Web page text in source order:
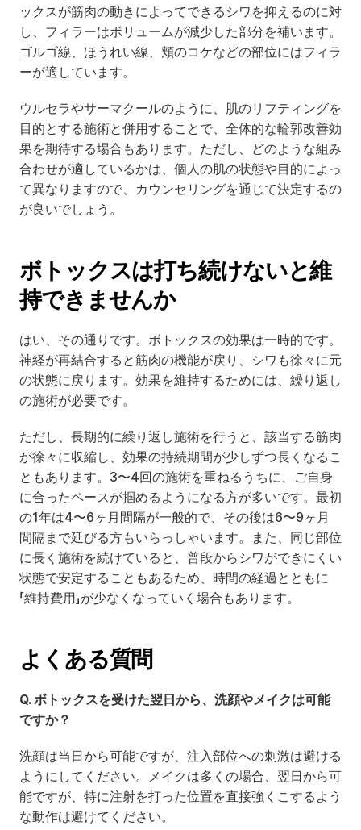
ックスが筋肉の動きによってできるシワを抑えるのに対
し、フィラーはボリュームが減少した部分を補います。
ゴルゴ線、ほうれい線、頬のコケなどの部位にはフィラ
ーが適しています。
ウルセラやサーマクールのように、肌のリフティングを
目的とする施術と併用することで、全体的な輪郭改善効
果を期待する場合もあります。ただし、どのような組み
合わせが適しているかは、個人の肌の状態や目的によっ
て異なりますので、カウンセリングを通じて決定するの
が良いでしょう。
ボトックスは打ち続けないと維
持できませんか
はい、その通りです。ボトックスの効果は一時的です。
神経が再結合すると筋肉の機能が戻り、シワも徐々に元
の状態に戻ります。効果を維持するためには、繰り返し
の施術が必要です。
ただし、長期的に繰り返し施術を行うと、該当する筋肉
が徐々に収縮し、効果の持続期間が少しずつ長くなるこ
ともあります。3〜4回の施術を重ねるうちに、ご自身
に合ったペースが掴めるようになる方が多いです。最初
の1年は4〜6ヶ月間隔が一般的で、その後は6〜9ヶ月
間隔まで延びる方もいらっしゃいます。また、同じ部位
に長く施術を続けていると、普段からシワができにくい
状態で安定することもあるため、時間の経過とともに
「維持費用」が少なくなっていく場合もあります。
よくある質問
Q. ボトックスを受けた翌日から、洗顔やメイクは可能
ですか？
洗顔は当日から可能ですが、注入部位への刺激は避ける
ようにしてください。メイクは多くの場合、翌日から可
能ですが、特に注射を打った位置を直接強くこするよう
な動作は避けてください。